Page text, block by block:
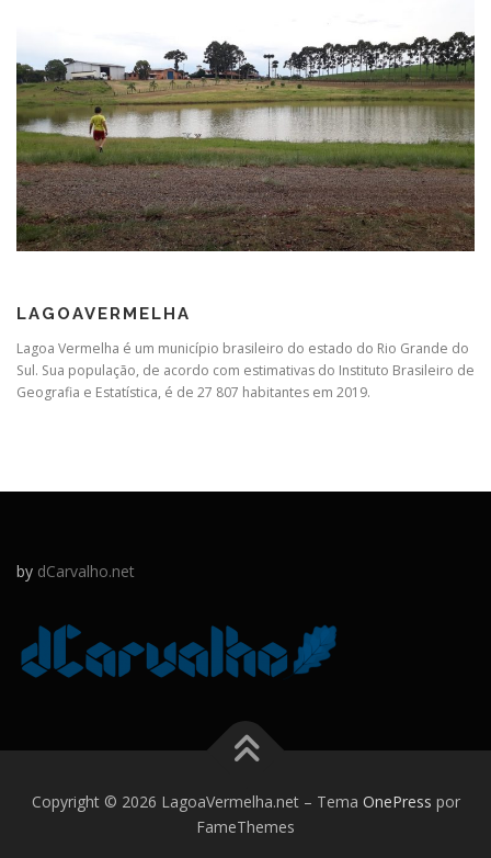
LAGOAVERMELHA
Lagoa Vermelha é um município brasileiro do estado do Rio Grande do
Sul. Sua população, de acordo com estimativas do Instituto Brasileiro de
Geografia e Estatística, é de 27 807 habitantes em 2019.
by dCarvalho.net
Copyright © 2026 LagoaVermelha.net – Tema OnePress por
FameThemes